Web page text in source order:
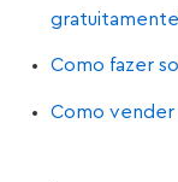
Como fazer
Como vender